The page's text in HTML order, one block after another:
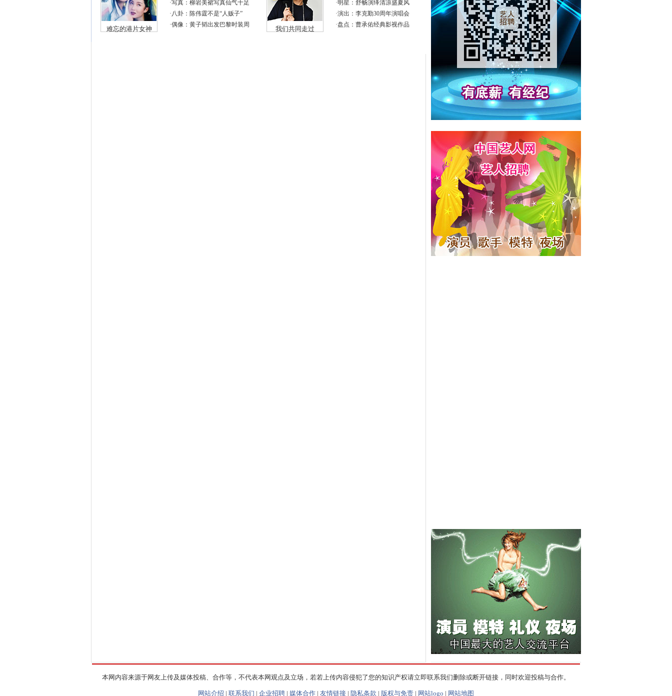
本网内容来源于网友上传及媒体投稿、合作等，不代表本网观点及立场，若若上传内容侵犯了您的知识产权请立即联系我们删除或断开链接，同时欢迎投稿与合作。
网站介绍 | 联系我们 | 企业招聘 | 媒体合作 | 友情链接 | 隐私条款 | 版权与免责 | 网站logo | 网站地图